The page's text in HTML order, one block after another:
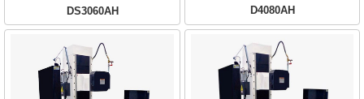
DS3060AH
D4080AH